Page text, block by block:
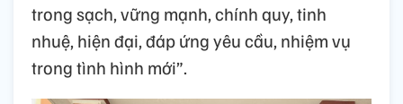
trong sạch, vững mạnh, chính quy, tinh
nhuệ, hiện đại, đáp ứng yêu cầu, nhiệm vụ
trong tình hình mới”.